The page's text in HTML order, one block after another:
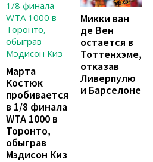
Марта
Костюк
пробивается
в 1/8 финала
WTA 1000 в
Торонто,
обыграв
Мэдисон Киз
Микки ван
де Вен
остается в
Тоттенхэме,
отказав
Ливерпулю
и Барселоне